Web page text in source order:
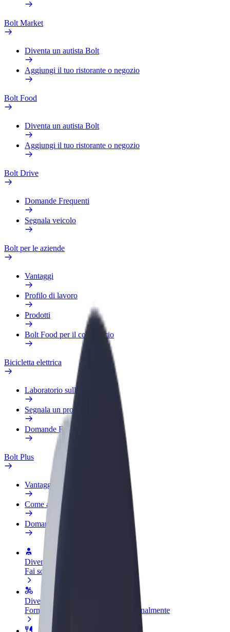
Bolt Market
Diventa un autista Bolt
Aggiungi il tuo ristorante o negozio
Bolt Food
Diventa un autista Bolt
Aggiungi il tuo ristorante o negozio
Bolt Drive
Domande Frequenti
Segnala veicolo
Bolt per le aziende
Vantaggi
Profilo di lavoro
Prodotti
Bolt Food per il commercio
Bicicletta elettrica
Laboratorio sulla Sicurezza
Segnala un problema
Domande Frequenti
Bolt Plus
Vantaggi
Come aderire
Domande Frequenti
Diventa un driver
Fai soldi alle tue condizioni
Diventa un autista Bolt
Fornisci cibo e ricevi pagato settimanalmente